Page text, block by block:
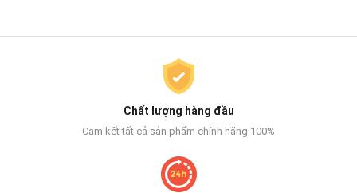
Chất lượng hàng đầu
Cam kết tất cả sản phẩm chính hãng 100%